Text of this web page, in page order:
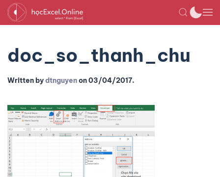
doc_so_thanh_chu
Written bydtnguyenon03/04/2017.